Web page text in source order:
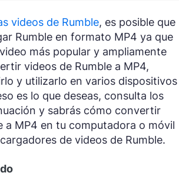
videos de Rumble, es posible que
Rumble en formato MP4 ya que
más popular y ampliamente
videos de Rumble a MP4,
y utilizarlo en varios dispositivos
es lo que deseas, consulta los
y sabrás cómo convertir
a MP4 en tu computadora o móvil
de videos de Rumble.